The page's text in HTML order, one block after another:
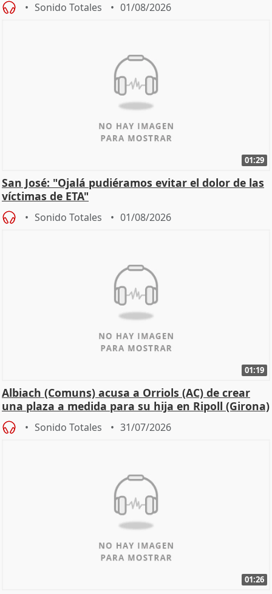
Sonido Totales 01/08/2026
01:29
San José: "Ojalá pudiéramos evitar el dolor de las
víctimas de ETA"
Sonido Totales 01/08/2026
01:19
Albiach (Comuns) acusa a Orriols (AC) de crear
una plaza a medida para su hija en Ripoll (Girona)
Sonido Totales 31/07/2026
01:26